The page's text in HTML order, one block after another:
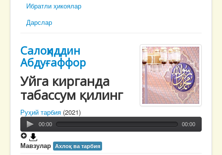
Ибратли ҳикоялар
Дарслар
Салоҳиддин
Абдуғаффор
Уйга кирганда
табассум қилинг
Руҳий тарбия (2021)
00:00 00:00
Мавзулар Ахлоқ ва тарбия